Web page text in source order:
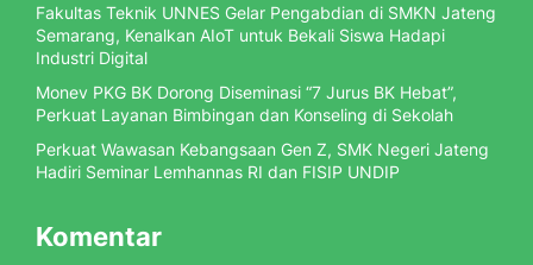
Fakultas Teknik UNNES Gelar Pengabdian di SMKN Jateng
Semarang, Kenalkan AIoT untuk Bekali Siswa Hadapi
Industri Digital
Monev PKG BK Dorong Diseminasi “7 Jurus BK Hebat”,
Perkuat Layanan Bimbingan dan Konseling di Sekolah
Perkuat Wawasan Kebangsaan Gen Z, SMK Negeri Jateng
Hadiri Seminar Lemhannas RI dan FISIP UNDIP
Komentar